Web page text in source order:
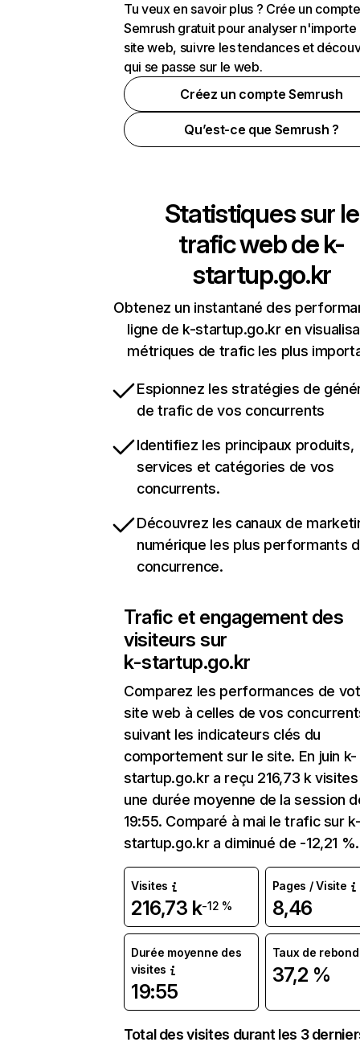
Tu veux en savoir plus ? Crée un compte
Semrush gratuit pour analyser n'importe
site web, suivre les tendances et
qui se passe sur le web.
Créez un compte Semrush
Qu’est-ce que Semrush ?
Statistiques sur le
trafic web dek-
startup.go.kr
Obtenez un instantané des
ligne de k-startup.go.kr en
métriques de trafic les plus
Espionnez les stratégies de
de trafic de vos concurrents
Identifiez les principaux produits,
services et catégories de vos
concurrents.
Découvrez les canaux de
numérique les plus performants
concurrence.
Trafic et engagement des
visiteurs sur
k-startup.go.kr
Comparez les performances de
site web à celles de vos
suivant les indicateurs clés du
comportement sur le site. En juin k-
startup.go.kr a reçu 216,73 k
une durée moyenne de la session
19:55. Comparé à mai le trafic sur
startup.go.kr a diminué de -12,21 %.
Visites
216,73 k-12 %
Pages / Visite
8,46
Durée moyenne des
visites
19:55
Taux de rebond
37,2 %
Total des visites durant les 3